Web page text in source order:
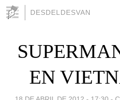
DESDELDESVAN
EN